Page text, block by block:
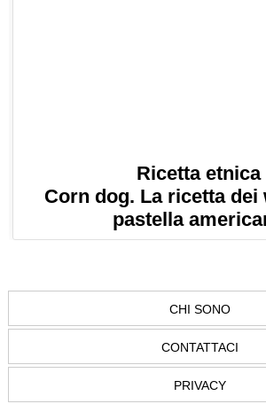
Ricetta etnica
Corn dog. La ricetta dei
pastella
CHI SONO
CONTATTACI
PRIVACY